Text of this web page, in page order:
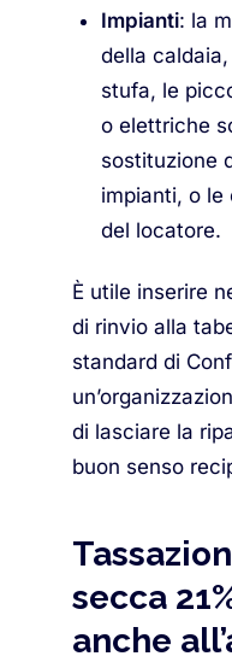
Impianti: la
della
stufa, le
o elettriche
sostituzione
impianti, o le
del locatore.
È utile inserire
di rinvio alla
standard di
di lasciare la
buon senso
secca
anche